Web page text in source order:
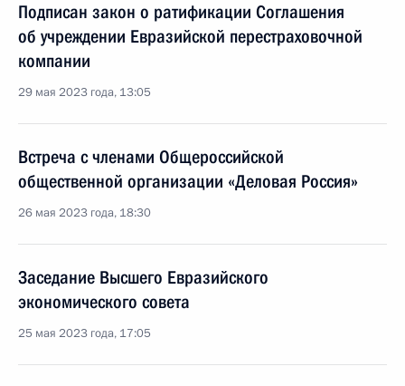
Подписан закон о ратификации Соглашения
об учреждении Евразийской перестраховочной
компании
29 мая 2023 года, 13:05
Встреча с членами Общероссийской
общественной организации «Деловая Россия»
26 мая 2023 года, 18:30
Заседание Высшего Евразийского
экономического совета
25 мая 2023 года, 17:05